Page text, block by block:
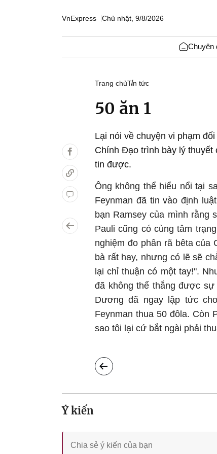
VnExpress Chủ nhật, 9/8/2026
Chuyên
Trang chủTin tức
50 ăn 1
Lại nói về chuyện vi phạm
Chính Đạo trình bày lý thuyết
tin được.
Ông không thể hiểu nổi tại
Feynman đã tin vào định
bạn Ramsey của mình rằng
Pauli cũng có cùng tâm
nghiệm đo phân rã bêta của
bà rất hay, nhưng có lẽ sẽ
lại chỉ thuận có một tay!".
đã không thể thắng được
Dương đã ngay lập tức
Feynman thua 50 đôla. Còn
sao tôi lại cứ bắt ngài phải
Ý kiến